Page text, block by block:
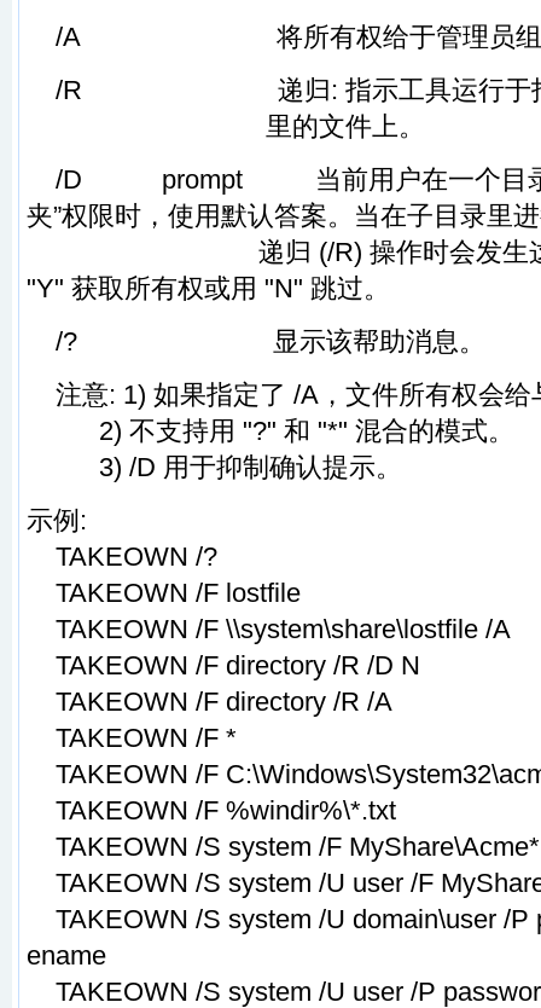
/A 将所有权给于管理员组，而
/R 递归: 指示工具运行于指定
里的文件上。
/D prompt 当前用户在一个目录里
夹”权限时，使用默认答案。当在子目录里
递归 (/R) 操作时会发生这种
"Y" 获取所有权或用 "N" 跳过。
/? 显示该帮助消息。
注意: 1) 如果指定了 /A，文件所有权会给
2) 不支持用 "?" 和 "*" 混合的模式。
3) /D 用于抑制确认提示。
示例:
TAKEOWN /?
TAKEOWN /F lostfile
TAKEOWN /F \\system\share\lostfile /A
TAKEOWN /F directory /R /D N
TAKEOWN /F directory /R /A
TAKEOWN /F *
TAKEOWN /F
TAKEOWN /F %windir%\*.txt
TAKEOWN /S system /F
TAKEOWN /S system /U user /F
TAKEOWN /S system /U domain\user /P
ename
TAKEOWN /S system /U user /P